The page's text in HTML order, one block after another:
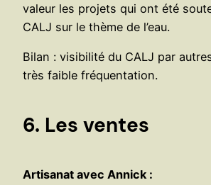
valeur les projets qui ont été
CALJ sur le thème de l’eau.
Bilan : visibilité du CALJ par
très faible fréquentation.
6. Les ventes
Artisanat avec Annick :